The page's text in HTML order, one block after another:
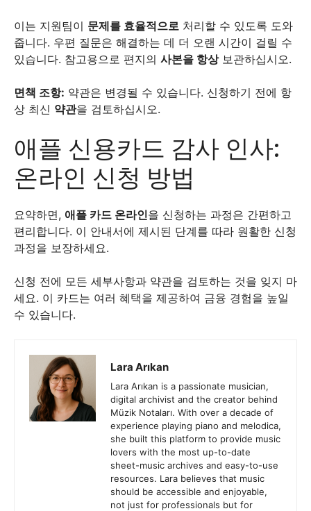
이는 지원팀이 문제를 효율적으로 처리할 수 있도록 도와
줍니다. 우편 질문은 해결하는 데 더 오랜 시간이 걸릴 수
있습니다. 참고용으로 편지의 사본을 항상보관하십시오.
면책 조항: 약관은 변경될 수 있습니다. 신청하기 전에 항
상 최신 약관을 검토하십시오.
애플 신용카드 감사 인사:
온라인 신청 방법
요약하면, 애플 카드 온라인을 신청하는 과정은 간편하고
편리합니다. 이 안내서에 제시된 단계를 따라 원활한 신청
과정을 보장하세요.
신청 전에 모든 세부사항과 약관을 검토하는 것을 잊지 마
세요. 이 카드는 여러 혜택을 제공하여 금융 경험을 높일
수 있습니다.
Lara Arıkan
Lara Arıkan is a passionate musician,
digital archivist and the creator behind
Müzik Notaları. With over a decade of
experience playing piano and melodica,
she built this platform to provide music
lovers with the most up-to-date
sheet-music archives and easy-to-use
resources. Lara believes that music
should be accessible and enjoyable,
not just for professionals but for